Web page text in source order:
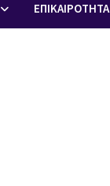
ΕΠΙΚΑΙΡΟΤΗΤΑ